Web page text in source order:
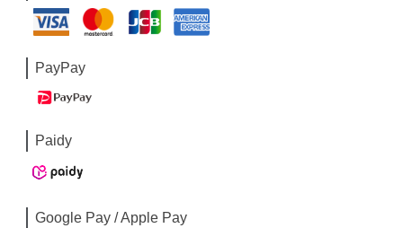
PayPay
Paidy
Google Pay / Apple Pay